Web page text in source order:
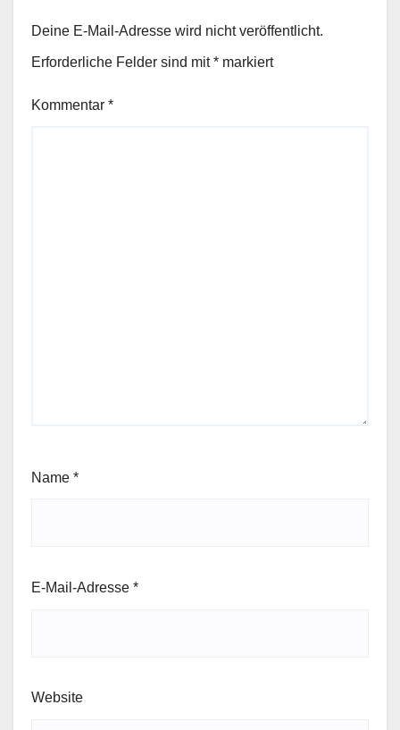
Deine E-Mail-Adresse wird nicht veröffentlicht.
Erforderliche Felder sind mit* markiert
Kommentar *
Name *
E-Mail-Adresse *
Website